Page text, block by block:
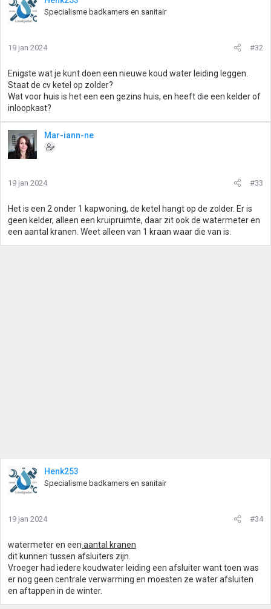
Specialisme badkamers en sanitair
19 jan 2024 #32
Enigste wat je kunt doen een nieuwe koud water leiding leggen.
Staat de cv ketel op zolder?
Wat voor huis is het een een gezins huis, en heeft die een kelder of
inloopkast?
Mar-iann-ne
19 jan 2024 #33
Het is een 2 onder 1 kapwoning, de ketel hangt op de zolder. Er is
geen kelder, alleen een kruipruimte, daar zit ook de watermeter en
een aantal kranen. Weet alleen van 1 kraan waar die van is.
Henk253
Specialisme badkamers en sanitair
19 jan 2024 #34
watermeter en een aantal kranen
dit kunnen tussen afsluiters zijn.
Vroeger had iedere koudwater leiding een afsluiter want toen was
er nog geen centrale verwarming en moesten ze water afsluiten
en aftappen in de winter.